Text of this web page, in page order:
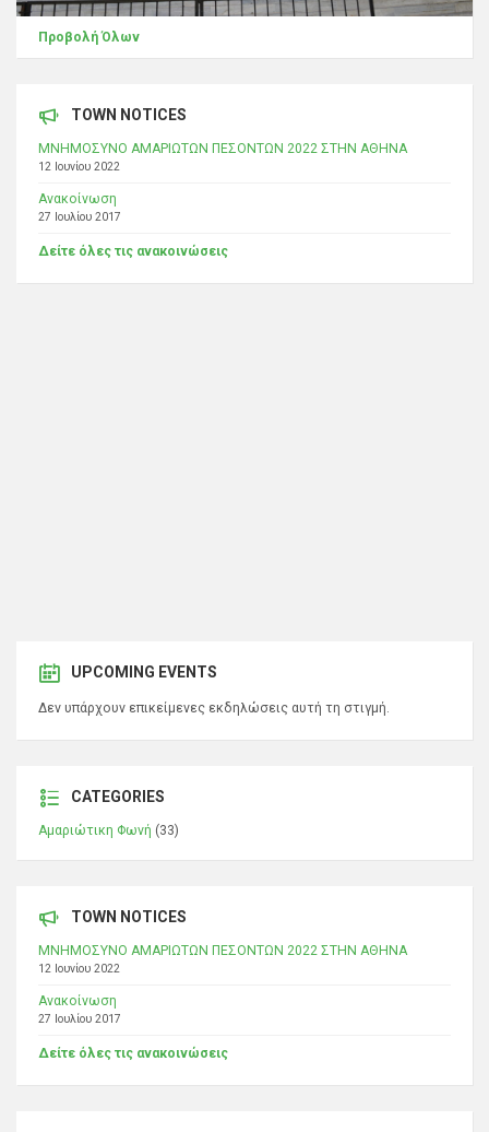
Προβολή Όλων
TOWN NOTICES
ΜΝΗΜΟΣΥΝΟ ΑΜΑΡΙΩΤΩΝ ΠΕΣΟΝΤΩΝ 2022 ΣΤΗΝ ΑΘΗΝΑ
12 Ιουνίου 2022
Ανακοίνωση
27 Ιουλίου 2017
Δείτε όλες τις ανακοινώσεις
UPCOMING EVENTS
Δεν υπάρχουν επικείμενες εκδηλώσεις αυτή τη στιγμή.
CATEGORIES
Αμαριώτικη Φωνή (33)
TOWN NOTICES
ΜΝΗΜΟΣΥΝΟ ΑΜΑΡΙΩΤΩΝ ΠΕΣΟΝΤΩΝ 2022 ΣΤΗΝ ΑΘΗΝΑ
12 Ιουνίου 2022
Ανακοίνωση
27 Ιουλίου 2017
Δείτε όλες τις ανακοινώσεις